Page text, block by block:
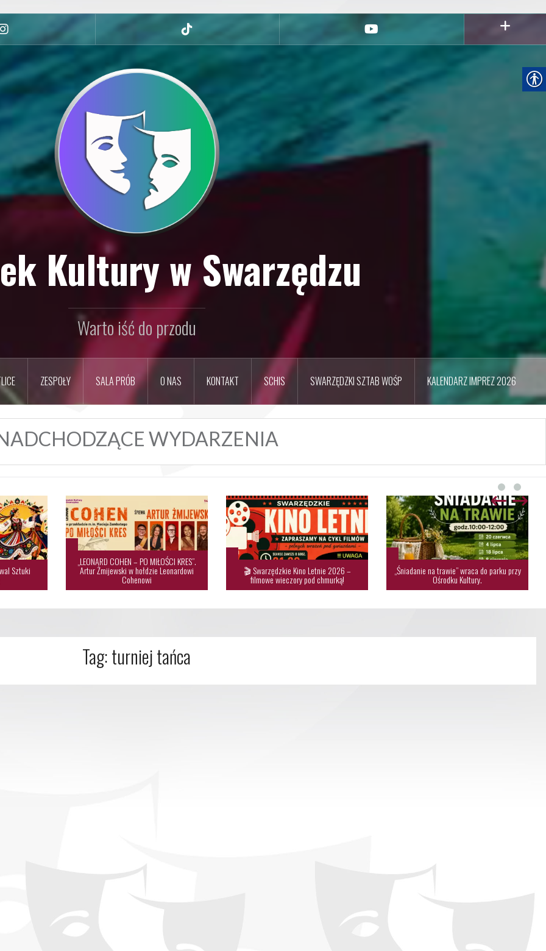
tiktok
Kultury w Swarzędzu
Warto iść do przodu
ZESPOŁY SALA PRÓB O NAS KONTAKT SCHIS SWARZĘDZKI SZTAB WOŚP KALENDARZ IMPREZ 2026
WYDARZENIA
Sztuki
„LEONARD COHEN – PO MIŁOŚCI KRES”.
Artur Żmijewski w hołdzie Leonardowi
Cohenowi
🎬 Swarzędzkie Kino Letnie 2026 –
filmowe wieczory pod chmurką!
„Śniadanie na trawie” wraca do parku przy
Ośrodku Kultury.
Tag:turniej tańca